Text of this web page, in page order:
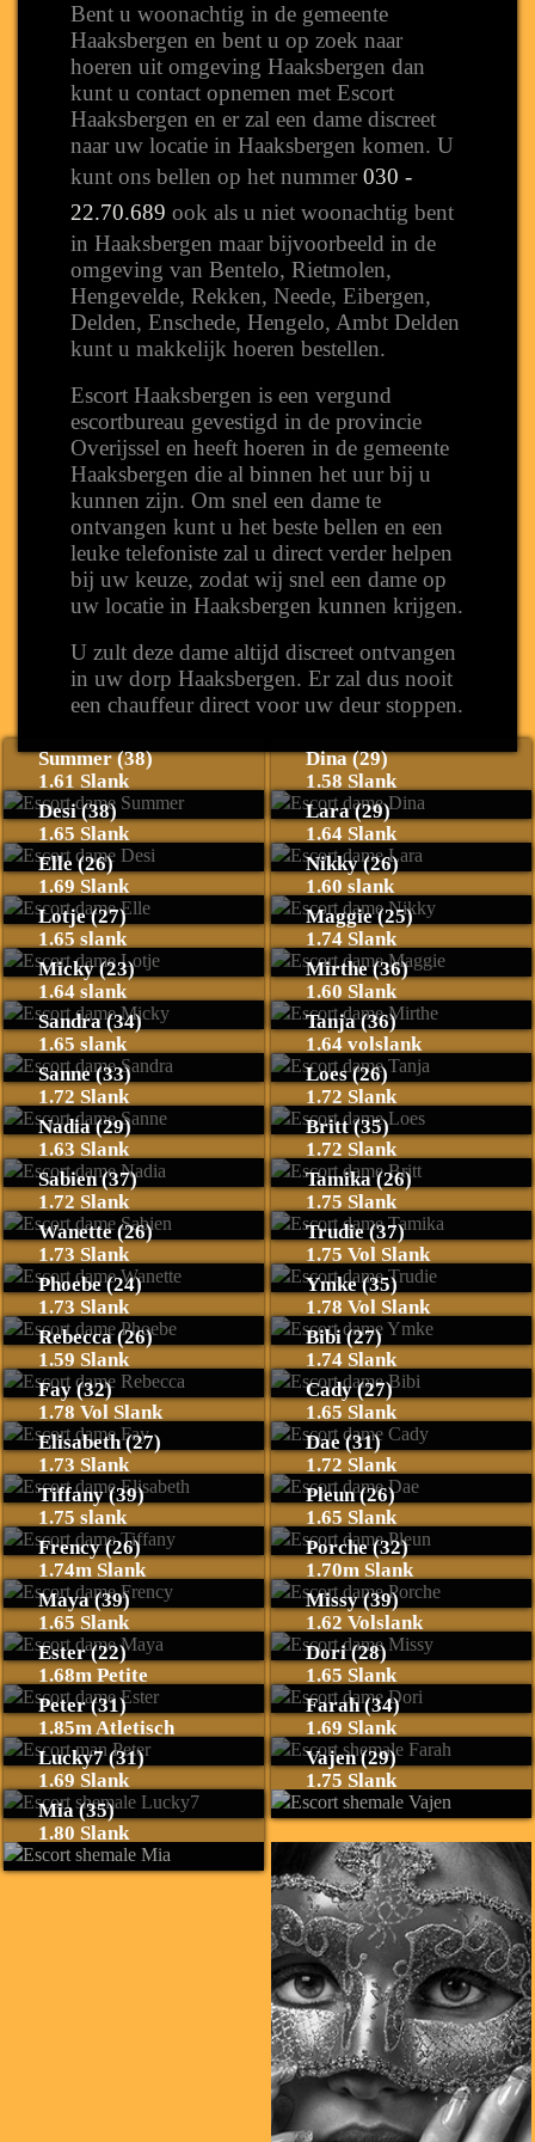
Bent u woonachtig in de gemeente
Haaksbergen en bent u op zoek naar
hoeren uit omgeving Haaksbergen dan
kunt u contact opnemen met Escort
Haaksbergen en er zal een dame discreet
naar uw locatie in Haaksbergen komen. U
kunt ons bellen op het nummer 030 -
22.70.689 ook als u niet woonachtig bent
in Haaksbergen maar bijvoorbeeld in de
omgeving van Bentelo, Rietmolen,
Hengevelde, Rekken, Neede, Eibergen,
Delden, Enschede, Hengelo, Ambt Delden
kunt u makkelijk hoeren bestellen.
Escort Haaksbergen is een vergund
escortbureau gevestigd in de provincie
Overijssel en heeft hoeren in de gemeente
Haaksbergen die al binnen het uur bij u
kunnen zijn. Om snel een dame te
ontvangen kunt u het beste bellen en een
leuke telefoniste zal u direct verder helpen
bij uw keuze, zodat wij snel een dame op
uw locatie in Haaksbergen kunnen krijgen.
U zult deze dame altijd discreet ontvangen
in uw dorp Haaksbergen. Er zal dus nooit
een chauffeur direct voor uw deur stoppen.
Summer (38)
1.61 Slank
Dina (29)
1.58 Slank
Desi (38)
1.65 Slank
Lara (29)
1.64 Slank
Elle (26)
1.69 Slank
Nikky (26)
1.60 slank
Lotje (27)
1.65 slank
Maggie (25)
1.74 Slank
Micky (23)
1.64 slank
Mirthe (36)
1.60 Slank
Sandra (34)
1.65 slank
Tanja (36)
1.64 volslank
Sanne (33)
1.72 Slank
Loes (26)
1.72 Slank
Nadia (29)
1.63 Slank
Britt (35)
1.72 Slank
Sabien (37)
1.72 Slank
Tamika (26)
1.75 Slank
Wanette (26)
1.73 Slank
Trudie (37)
1.75 Vol Slank
Phoebe (24)
1.73 Slank
Ymke (35)
1.78 Vol Slank
Rebecca (26)
1.59 Slank
Bibi (27)
1.74 Slank
Fay (32)
1.78 Vol Slank
Cady (27)
1.65 Slank
Elisabeth (27)
1.73 Slank
Dae (31)
1.72 Slank
Tiffany (39)
1.75 slank
Pleun (26)
1.65 Slank
Frency (26)
1.74m Slank
Porche (32)
1.70m Slank
Maya (39)
1.65 Slank
Missy (39)
1.62 Volslank
Ester (22)
1.68m Petite
Dori (28)
1.65 Slank
Peter (31)
1.85m Atletisch
Farah (34)
1.69 Slank
Lucky7 (31)
1.69 Slank
Vajen (29)
1.75 Slank
Mia (35)
1.80 Slank